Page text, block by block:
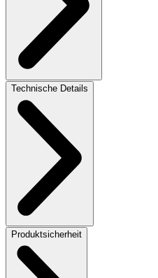
Technische Details
Produktsicherheit